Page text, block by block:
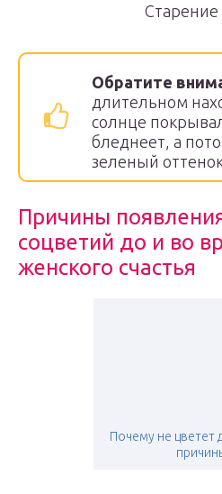
Старение
Обратите
длительном
солнце
бледнеет, а
зеленый
Причины
соцветий до и во
женского счастья
Почему не цветет